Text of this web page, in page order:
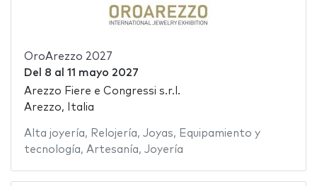
OroArezzo 2027
Del 8 al 11 mayo 2027
Arezzo Fiere e Congressi s.r.l.
Arezzo, Italia
Alta joyería, Relojería, Joyas, Equipamiento y
tecnología, Artesanía, Joyería